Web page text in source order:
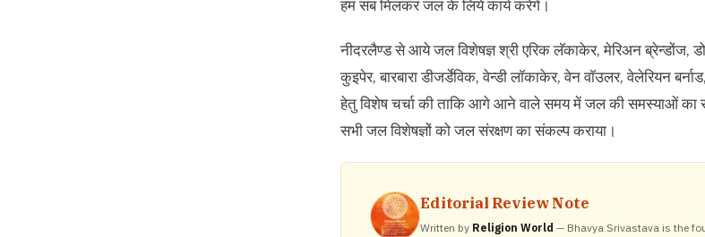
हम सब मिलकर जल के लिये कार्य करेंगे।
नीदरलैण्ड से आये जल विशेषज्ञ श्री एरिक लॅकाकेर, मेरिअन ब्रेन्डोंज,
कुइपेर, बारबारा डीजर्डेविक, वेन्डी लाॅकाकेर, वेन वाॅउलर, वेलेरियन
हेतु विशेष चर्चा की ताकि आगे आने वाले समय में जल की समस्याओं का
सभी जल विशेषज्ञों को जल संरक्षण का संकल्प कराया।
Editorial Review Note
Written by Religion World — Bhavya Srivastava is the